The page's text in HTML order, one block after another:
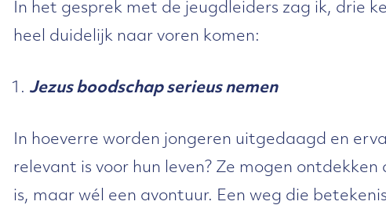
In het gesprek met de jeugdleiders zag ik, drie
heel duidelijk naar voren komen:
Jezus boodschap serieus nemen
In hoeverre worden jongeren uitgedaagd en
relevant is voor hun leven? Ze mogen
is, maar wél een avontuur. Een weg die